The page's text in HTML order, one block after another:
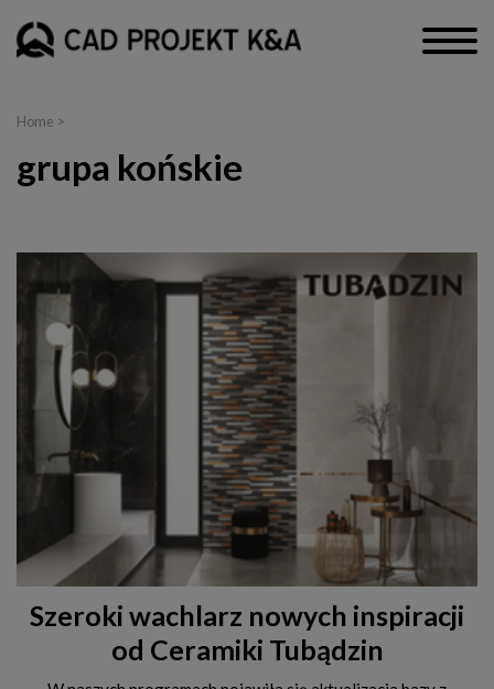
Home >
grupa końskie
Szeroki wachlarz nowych inspiracji
od Ceramiki Tubądzin